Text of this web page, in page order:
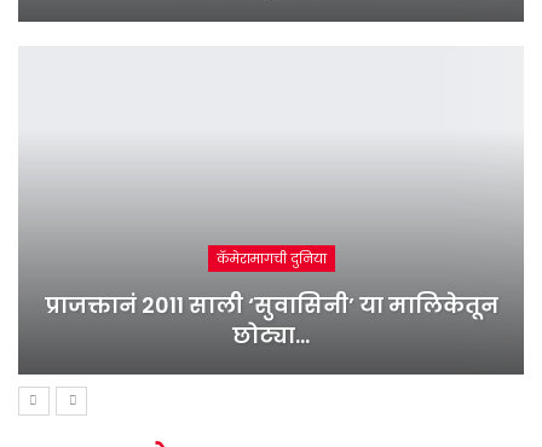
कॅमेरामागची दुनिया
प्राजक्तानं 2011 साली ‘सुवासिनी’ या मालिकेतून
छोट्या…